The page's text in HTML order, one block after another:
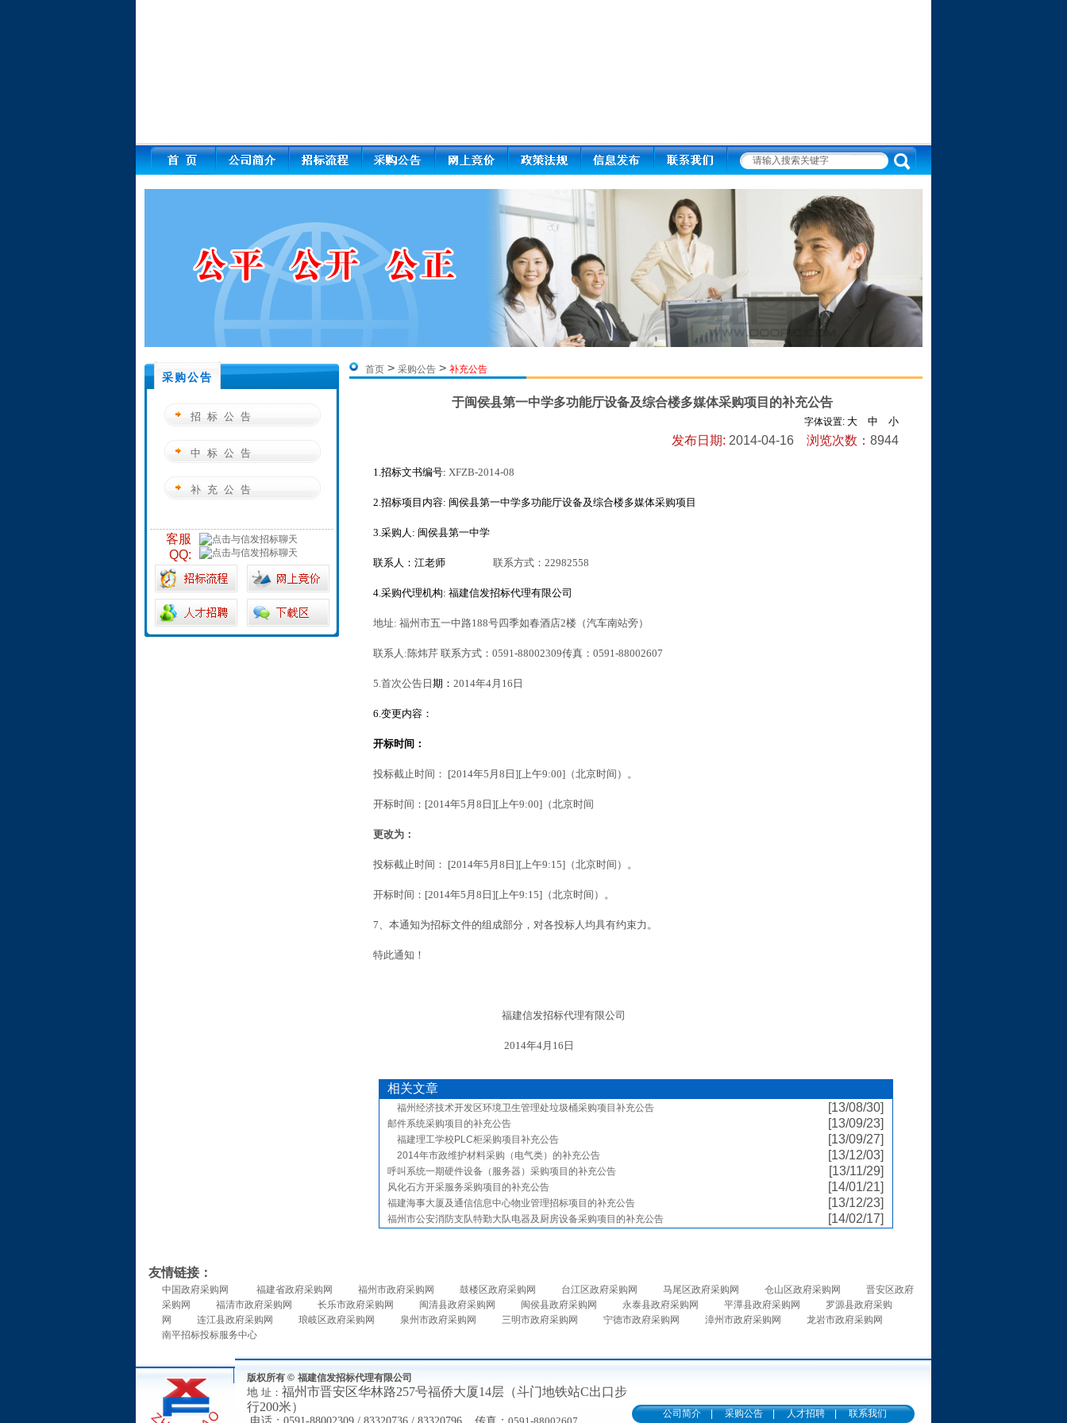
采购公告
招标公告
中标公告
补充公告
客服
QQ:
首页 > 采购公告 > 补充公告
于闽侯县第一中学多功能厅设备及综合楼多媒体采购项目的补充公告
字体设置: 大 中 小
发布日期: 2014-04-16 浏览次数： 8944
1.招标文书编号: XFZB-2014-08
2.招标项目内容: 闽侯县第一中学多功能厅设备及综合楼多媒体采购项目
3.采购人: 闽侯县第一中学
联系人：江老师 联系方式：22982558
4.采购代理机构: 福建信发招标代理有限公司
地址: 福州市五一中路188号四季如春酒店2楼（汽车南站旁）
联系人:陈炜芹 联系方式：0591-88002309传真：0591-88002607
5.首次公告日 期： 2014年4月16日
6.变更内容：
开标时间：
投标截止时间： [2014年5月8日][上午9:00]（北京时间）。
开标时间：[2014年5月8日][上午9:00]（北京时间
更改为：
投标截止时间： [2014年5月8日][上午9:15]（北京时间）。
开标时间：[2014年5月8日][上午9:15]（北京时间）。
7、本通知为招标文件的组成部分，对各投标人均具有约束力。
特此通知！
福建信发招标代理有限公司
2014年4月 16 日
相关文章
福州经济技术开发区环境卫生管理处垃圾桶采购项目补充公告 [13/08/30]
邮件系统采购项目的补充公告 [13/09/23]
福建理工学校PLC柜采购项目补充公告 [13/09/27]
2014年市政维护材料采购（电气类）的补充公告 [13/12/03]
呼叫系统一期硬件设备（服务器）采购项目的补充公告 [13/11/29]
风化石方开采服务采购项目的补充公告 [14/01/21]
福建海事大厦及通信信息中心物业管理招标项目的补充公告 [13/12/23]
福州市公安消防支队特勤大队电器及厨房设备采购项目的补充公告 [14/02/17]
友情链接：
中国政府采购网 福建省政府采购网 福州市政府采购网 鼓楼区政府采购网 台江区政府采购网 马尾区政府采购网 仓山区政府采购网
晋安区政府
采购网
福清市政府采购网 长乐市政府采购网 闽清县政府采购网 闽侯县政府采购网 永泰县政府采购网 平潭县政府采购网
罗源县政府采购
网
连江县政府采购网 琅岐区政府采购网 泉州市政府采购网 三明市政府采购网 宁德市政府采购网 漳州市政府采购网
龙岩市政府采购网
南平招标投标服务中心
版权所有 © 福建信发招标代理有限公司
地 址： 福州市晋安区华林路257号福侨大厦14层（斗门地铁站C出口步
行200米）
公司简介| 采购公告| 人才招聘| 联系我们